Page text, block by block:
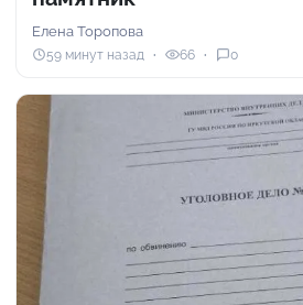
Елена Торопова
59 минут назад 66 0